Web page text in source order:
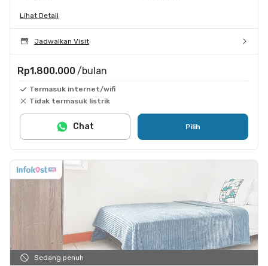
Lihat Detail
Jadwalkan Visit
Rp1.800.000 /bulan
Termasuk internet/wifi
Tidak termasuk listrik
Pilih
Chat
Sedang penuh